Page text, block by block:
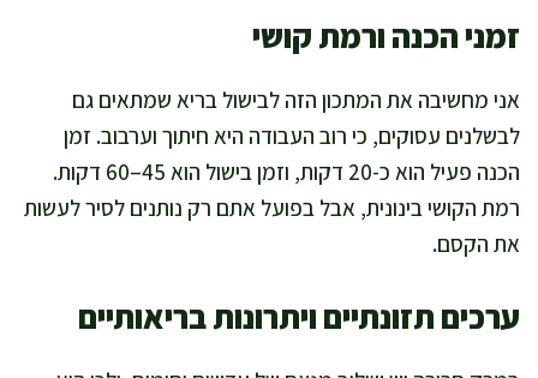
זמני הכנה ורמת קושי
אני מחשיבה את המתכון הזה לבישול בריא שמתאים גם
לבשלנים עסוקים, כי רוב העבודה היא חיתוך וערבוב. זמן
הכנה פעיל הוא כ-20 דקות, וזמן בישול הוא 45–60 דקות.
רמת הקושי בינונית, אבל בפועל אתם רק נותנים לסיר לעשות
את הקסם.
ערכים תזונתיים ויתרונות בריאותיים